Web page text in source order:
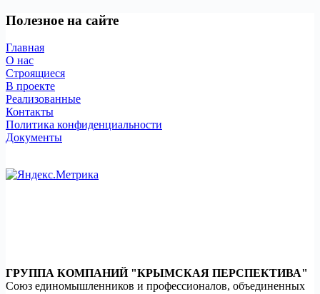
Полезное на сайте
Главная
О нас
Строящиеся
В проекте
Реализованные
Контакты
Политика конфиденциальности
Документы
ГРУППА КОМПАНИЙ "КРЫМСКАЯ ПЕРСПЕКТИВА"
Союз единомышленников и профессионалов, объединенных